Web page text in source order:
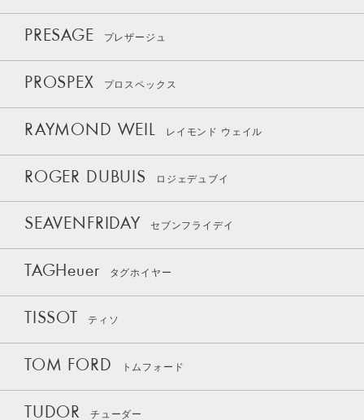
PRESAGE プレザージュ
PROSPEX プロスペックス
RAYMOND WEIL レイモンド ウェイル
ROGER DUBUIS ロジェデュブイ
SEAVENFRIDAY セブンフライデイ
TAGHeuer タグホイヤー
TISSOT ティソ
TOM FORD トムフォード
TUDOR チューダー